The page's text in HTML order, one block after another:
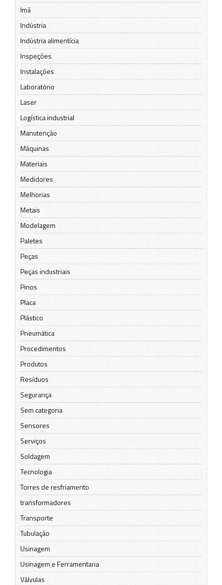
Imã
Indústria
Indústria alimentícia
Inspeções
Instalações
Laboratório
Laser
Logística industrial
Manutenção
Máquinas
Materiais
Medidores
Melhorias
Metais
Modelagem
Paletes
Peças
Peças industriais
Pinos
Placa
Plástico
Pneumática
Procedimentos
Produtos
Resíduos
Segurança
Sem categoria
Sensores
Serviços
Soldagem
Tecnologia
Torres de resfriamento
transformadores
Transporte
Tubulação
Usinagem
Usinagem e Ferramentaria
Válvulas